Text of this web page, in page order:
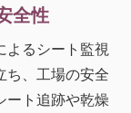
全性
よるシート監視
ち、工場の安全
ート追跡や乾燥